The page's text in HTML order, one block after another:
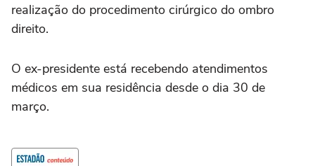
realização do procedimento cirúrgico do ombro
direito.
O ex-presidente está recebendo atendimentos
médicos em sua residência desde o dia 30 de
março.